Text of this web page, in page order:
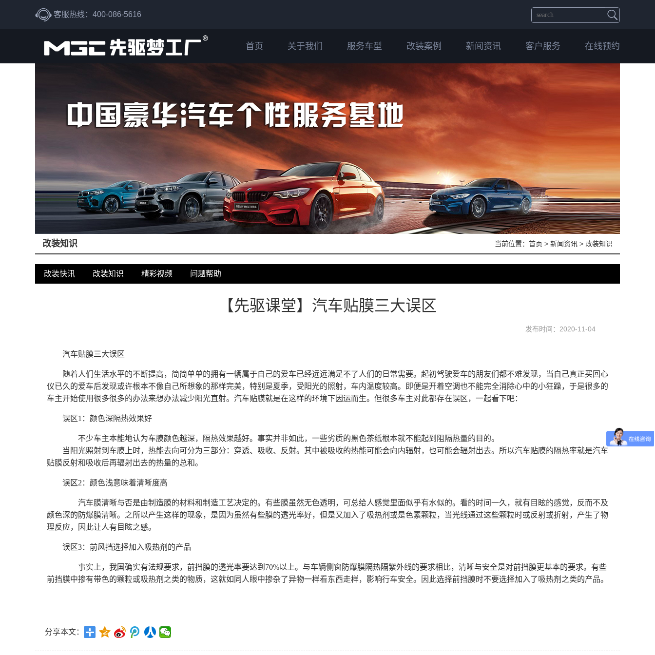
客服热线：400-086-5616
首页 关于我们 服务车型 改装案例 新闻资讯 客户服务 在线预约
当前位置： 首页 > 新闻资讯 > 改装知识
改装知识
改装快讯 改装知识 精彩视频 问题帮助
【先驱课堂】汽车贴膜三大误区
发布时间：2020-11-04
汽车贴膜三大误区
随着人们生活水平的不断提高，简简单单的拥有一辆属于自己的爱车已经远远满足不了人们的日常需要。起初驾驶爱车的朋友们都不难发现，当自己真正买回心
仪已久的爱车后发现或许根本不像自己所想象的那样完美，特别是夏季，受阳光的照射，车内温度较高。即便是开着空调也不能完全消除心中的小狂躁，于是很多的
车主开始使用很多很多的办法来想办法减少阳光直射。汽车贴膜就是在这样的环境下因运而生。但很多车主对此都存在误区，一起看下吧：
误区1：颜色深隔热效果好
不少车主本能地认为车膜颜色越深，隔热效果越好。事实并非如此，一些劣质的黑色茶纸根本就不能起到阻隔热量的目的。
当阳光照射到车膜上时，热能去向可分为三部分：穿透、吸收、反射。其中被吸收的热能可能会向内辐射，也可能会辐射出去。所以汽车贴膜的隔热率就是汽车
贴膜反射和吸收后再辐射出去的热量的总和。
误区2：颜色浅意味着清晰度高
汽车膜清晰与否是由制造膜的材料和制造工艺决定的。有些膜虽然无色透明，可总给人感觉里面似乎有水似的。看的时间一久，就有目眩的感觉，反而不及
颜色深的防爆膜清晰。之所以产生这样的现象，是因为虽然有些膜的透光率好，但是又加入了吸热剂或是色素颗粒，当光线通过这些颗粒时或反射或折射，产生了物
理反应，因此让人有目眩之感。
误区3：前风挡选择加入吸热剂的产品
事实上，我国确实有法规要求，前挡膜的透光率要达到70%以上。与车辆侧窗防爆膜隔热隔紫外线的要求相比，清晰与安全是对前挡膜更基本的要求。有些
前挡膜中掺有带色的颗粒或吸热剂之类的物质，这就如同人眼中掺杂了异物一样看东西走样，影响行车安全。因此选择前挡膜时不要选择加入了吸热剂之类的产品。
分享本文：